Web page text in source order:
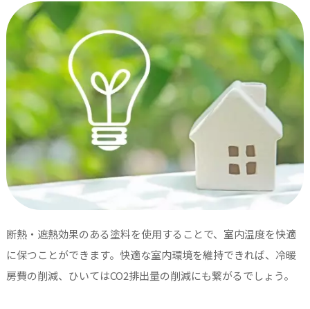
断熱・遮熱効果のある塗料を使用することで、室内温度を快適
に保つことができます。快適な室内環境を維持できれば、冷暖
房費の削減、ひいてはCO2排出量の削減にも繋がるでしょう。